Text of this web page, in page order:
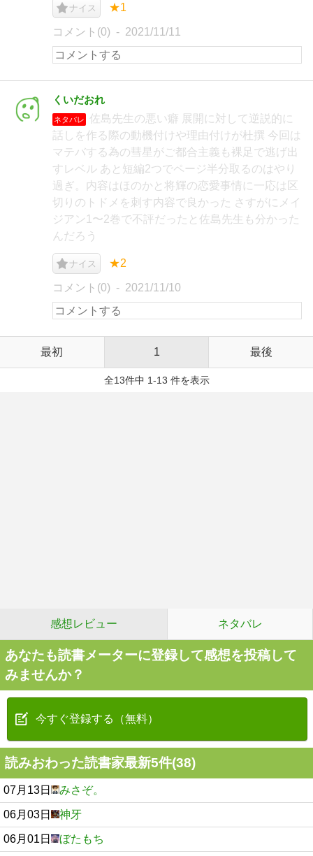
ナイス ★1
コメント(0) 2021/11/11
くいだおれ
ネタバレ
佐島先生の悪い癖 展開に対して逆説的に
話しを作る際の動機付けや理由付けが杜撰 今回は
マテバする為の彗星がご都合主義も裸足で逃げ出
すレベル あと短編2つでページ半分取るのはやり
過ぎ。内容はほのかと将輝の恋愛事情に一応は区
切りのトドメを刺す内容で良かった さすがにメイ
ジアン1〜2巻で不評だったと佐島先生も分かった
んだろう
ナイス ★2
コメント(0) 2021/11/10
最初 1 最後
全13件中 1-13 件を表示
感想レビュー ネタバレ
あなたも読書メーターに登録して感想を投稿して
みませんか？
今すぐ登録する（無料）
読みおわった読書家最新5件(38)
07月13日 みさぞ。
06月03日 神牙
06月01日 ぼたもち